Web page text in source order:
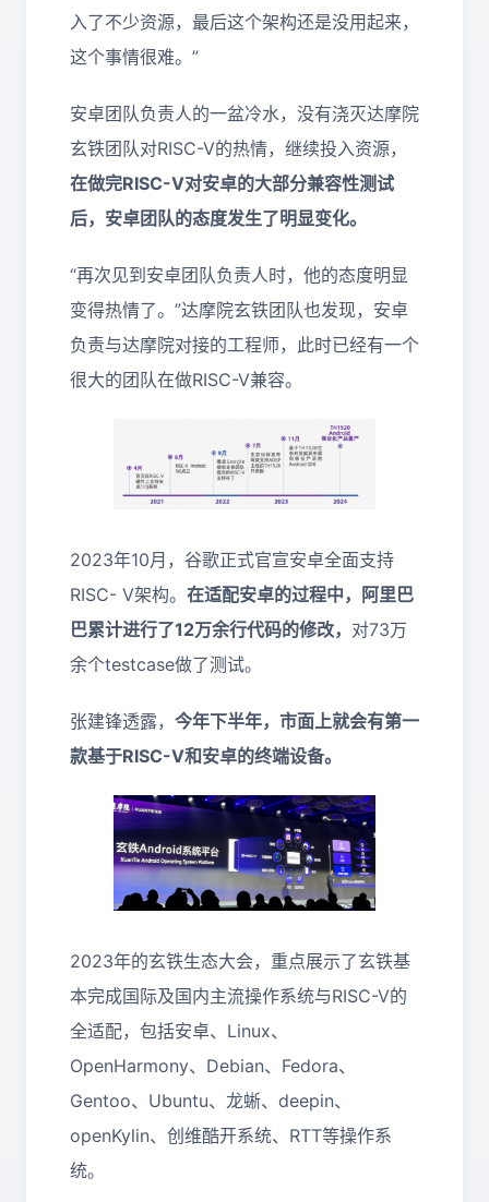
入了不少资源，最后这个架构还是没用起来，
这个事情很难。”
安卓团队负责人的一盆冷水，没有浇灭达摩院
玄铁团队对RISC-V的热情，继续投入资源，
在做完RISC-V对安卓的大部分兼容性测试
后，安卓团队的态度发生了明显变化。
“再次见到安卓团队负责人时，他的态度明显
变得热情了。”达摩院玄铁团队也发现，安卓
负责与达摩院对接的工程师，此时已经有一个
很大的团队在做RISC-V兼容。
2023年10月，谷歌正式官宣安卓全面支持
RISC- V架构。 在适配安卓的过程中，阿里巴
巴累计进行了12万余行代码的修改， 对73万
余个testcase做了测试。
张建锋透露， 今年下半年，市面上就会有第一
款基于RISC-V和安卓的终端设备。
2023年的玄铁生态大会，重点展示了玄铁基
本完成国际及国内主流操作系统与RISC-V的
全适配，包括安卓、Linux、
OpenHarmony、Debian、Fedora、
Gentoo、Ubuntu、龙蜥、deepin、
openKylin、创维酷开系统、RTT等操作系
统。